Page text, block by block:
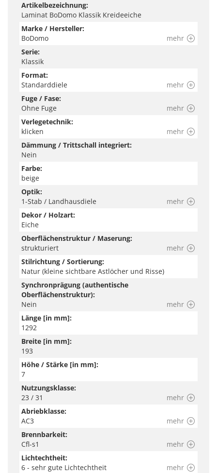
Artikelbezeichnung:
Laminat BoDomo Klassik Kreideeiche
Marke / Hersteller:
BoDomo
mehr
Serie:
Klassik
Format:
Standarddiele
mehr
Fuge / Fase:
Ohne Fuge
mehr
Verlegetechnik:
klicken
mehr
Dämmung / Trittschall integriert:
Nein
Farbe:
beige
Optik:
1-Stab / Landhausdiele
mehr
Dekor / Holzart:
Eiche
Oberflächenstruktur / Maserung:
strukturiert
mehr
Stilrichtung / Sortierung:
Natur (kleine sichtbare Astlöcher und Risse)
Synchronprägung (authentische
Oberflächenstruktur):
Nein
mehr
Länge [in mm]:
1292
Breite [in mm]:
193
Höhe / Stärke [in mm]:
7
Nutzungsklasse:
23 / 31
mehr
Abriebklasse:
AC3
mehr
Brennbarkeit:
Cfl-s1
mehr
Lichtechtheit:
6 - sehr gute Lichtechtheit
mehr